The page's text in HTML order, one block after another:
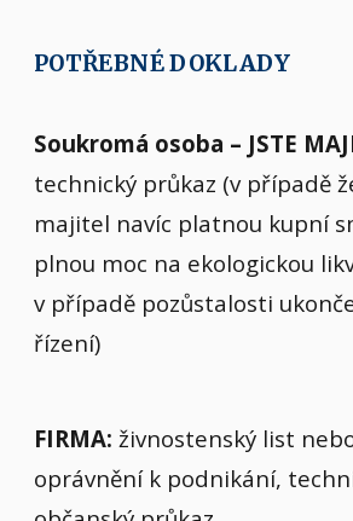
POTŘEBNÉ DOKLADY
Soukromá osoba – JSTE
technický průkaz (v případě
majitel navíc platnou kupní
plnou moc na ekologickou
v případě pozůstalosti
řízení)
FIRMA: živnostenský list
oprávnění k podnikání,